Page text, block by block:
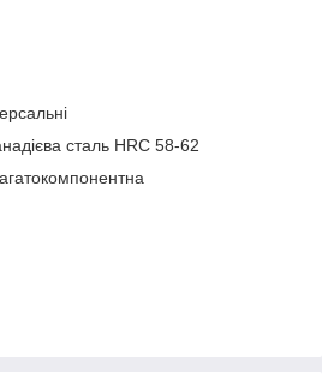
сталь HRC 58-62